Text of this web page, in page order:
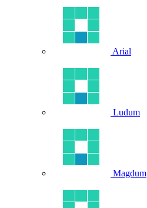
Arial
Ludum
Magdum